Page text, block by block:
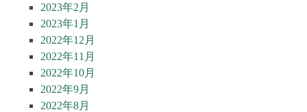
2023年2月
2023年1月
2022年12月
2022年11月
2022年10月
2022年9月
2022年8月